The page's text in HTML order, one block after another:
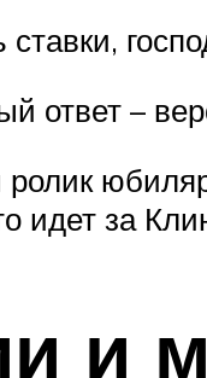
ответ –
идет за
и